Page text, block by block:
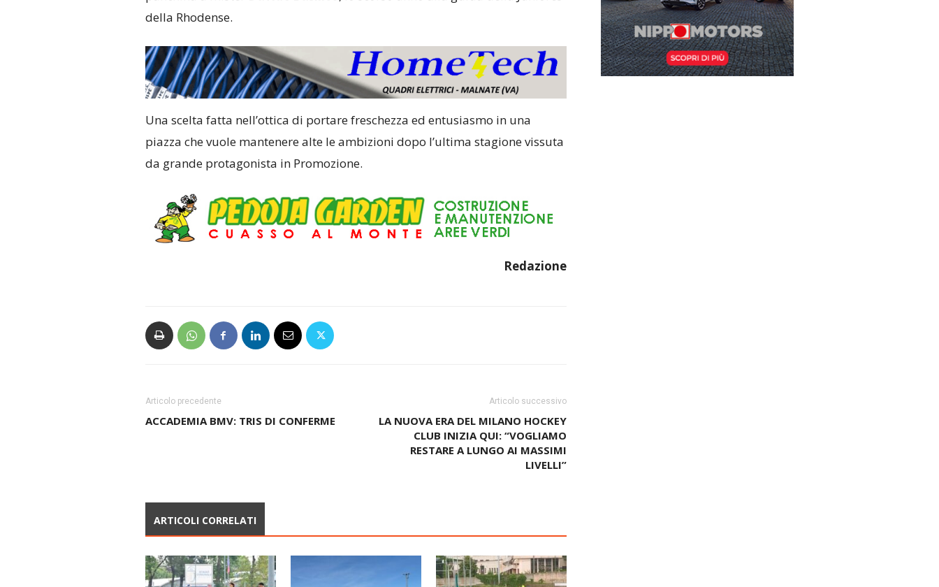
della Rhodense.
Una scelta fatta nell’ottica di portare freschezza ed entusiasmo in una
piazza che vuole mantenere alte le ambizioni dopo l’ultima stagione vissuta
da grande protagonista in Promozione.
Redazione
Articolo precedente
ACCADEMIA BMV: TRIS DI CONFERME
Articolo successivo
LA NUOVA ERA DEL MILANO HOCKEY
CLUB INIZIA QUI: “VOGLIAMO
RESTARE A LUNGO AI MASSIMI
LIVELLI”
ARTICOLI CORRELATI